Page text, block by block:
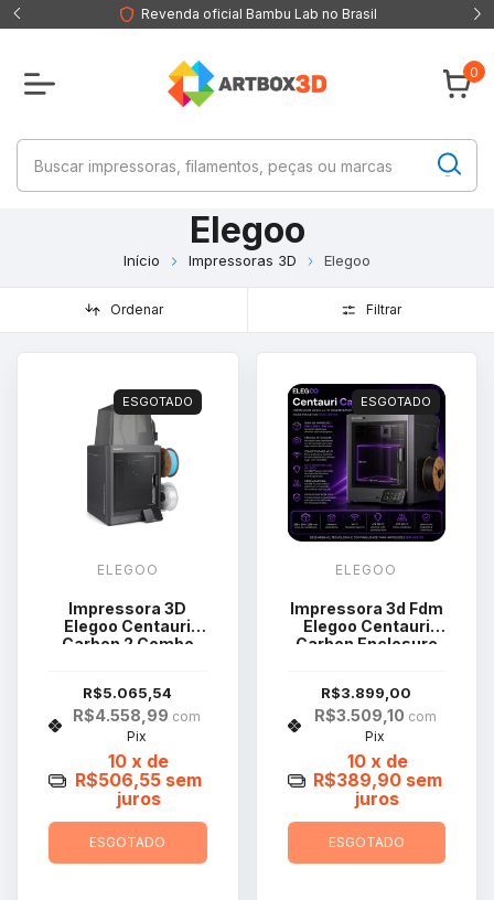
Revenda oficial Bambu Lab no Brasil
0
Elegoo
Início Impressoras 3D Elegoo
Ordenar Filtrar
ESGOTADO
ELEGOO
Impressora 3D
Elegoo Centauri
Carbon 2 Combo
R$5.065,54
R$4.558,99 com
Pix
10 x de
R$506,55 sem
juros
ESGOTADO
ESGOTADO
ELEGOO
Impressora 3d Fdm
Elegoo Centauri
Carbon Enclosure
R$3.899,00
R$3.509,10 com
Pix
10 x de
R$389,90 sem
juros
ESGOTADO